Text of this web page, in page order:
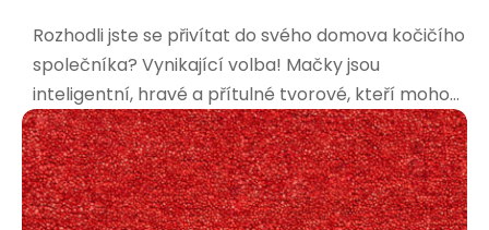
Rozhodli jste se přivítat do svého domova kočičího
společníka? Vynikající volba! Mačky jsou
inteligentní, hravé a přítulné tvorové, kteří mohou
přinést do vašeho života spoustu radosti. Aby bylo
soužití co nejpříjemnější pro vás i vašeho nového
spolubydlícího, je důležité připravit se a vytvořit
mu vhodné